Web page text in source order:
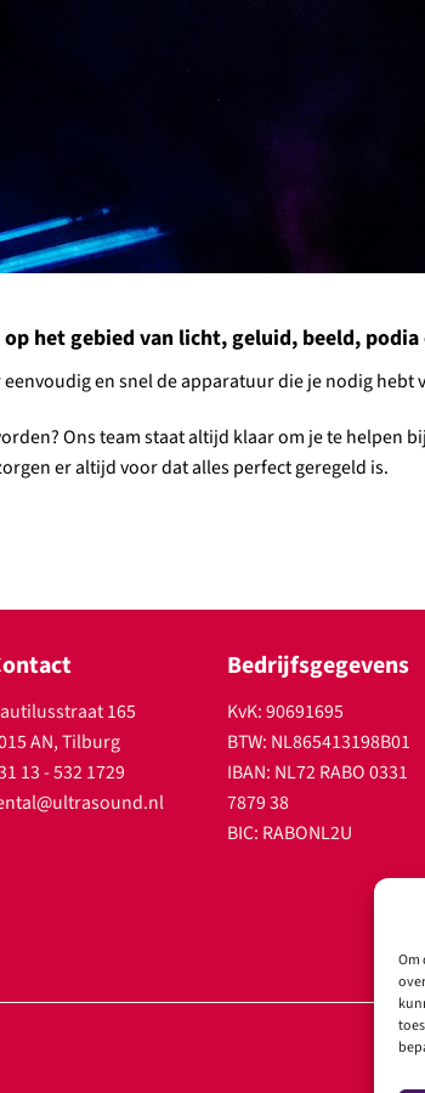
Om
het gebied van licht, geluid, beeld,
en snel de apparatuur die je nodig hebt
Ons team staat altijd klaar om je te helpen
er altijd voor dat alles perfect geregeld is.
165
AN, Tilburg
13 - 532 1729
Bedrijfsgegevens
KvK: 90691695
BTW: NL865413198B01
IBAN: NL72 RABO 0331
7879 38
BIC: RABONL2U